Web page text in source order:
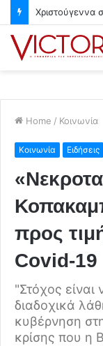
Home / Κοινωνία
Κοινωνία Ειδήσεις
προς
Covid-19
"Στόχος είναι
διαδοχικά
κυβέρνηση
κρίσης που η